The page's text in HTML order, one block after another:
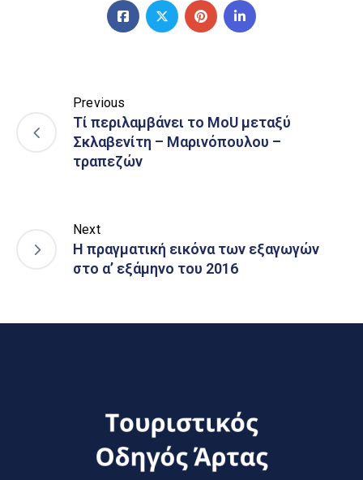
Previous
Τί περιλαμβάνει το MoU μεταξύ
Σκλαβενίτη – Μαρινόπουλου –
τραπεζών
Next
H πραγματική εικόνα των εξαγωγών
στο α’ εξάμηνο του 2016